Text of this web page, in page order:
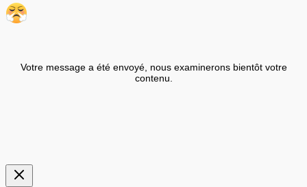
Votre message a été envoyé, nous examinerons bientôt votre
contenu.